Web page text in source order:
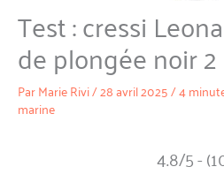
Test : cressi
de plongée noir
ParMarie Rivi/28 avril 2025/4
marine
4.8/5 -